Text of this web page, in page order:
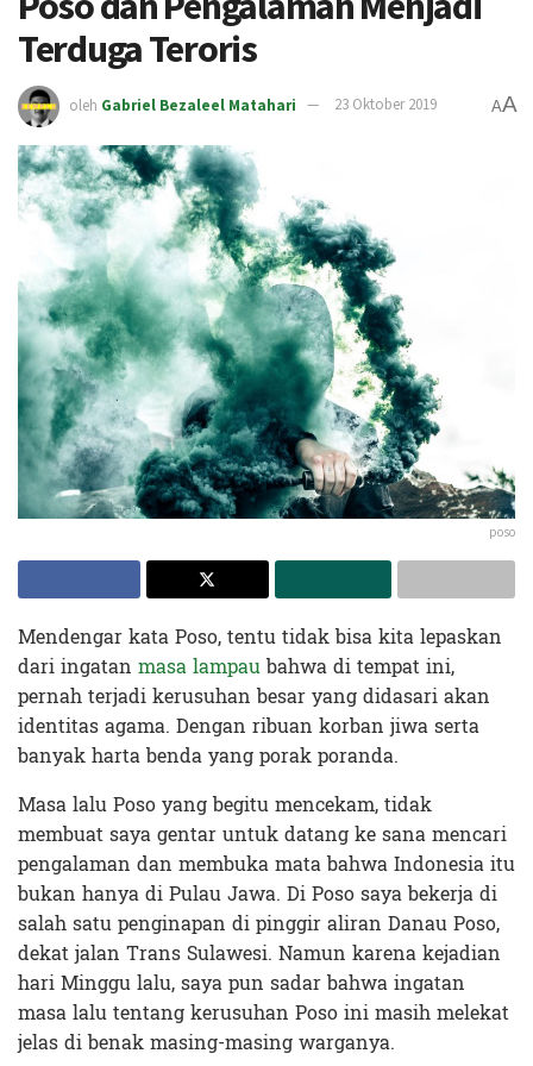
Terduga Teroris
oleh Gabriel Bezaleel Matahari 23 Oktober 2019 AA
poso
Mendengar kata Poso, tentu tidak bisa kita lepaskan
dari ingatan masa lampaubahwa di tempat ini,
pernah terjadi kerusuhan besar yang didasari akan
identitas agama. Dengan ribuan korban jiwa serta
banyak harta benda yang porak poranda.
Masa lalu Poso yang begitu mencekam, tidak
membuat saya gentar untuk datang ke sana mencari
pengalaman dan membuka mata bahwa Indonesia itu
bukan hanya di Pulau Jawa. Di Poso saya bekerja di
salah satu penginapan di pinggir aliran Danau Poso,
dekat jalan Trans Sulawesi. Namun karena kejadian
hari Minggu lalu, saya pun sadar bahwa ingatan
masa lalu tentang kerusuhan Poso ini masih melekat
jelas di benak masing-masing warganya.